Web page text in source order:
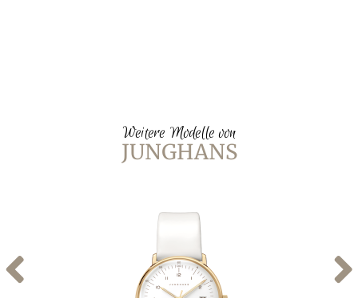
Weitere Modelle von
JUNGHANS